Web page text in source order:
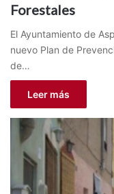
Forestales
El Ayuntamiento de
nuevo Plan de
de…
Leer más